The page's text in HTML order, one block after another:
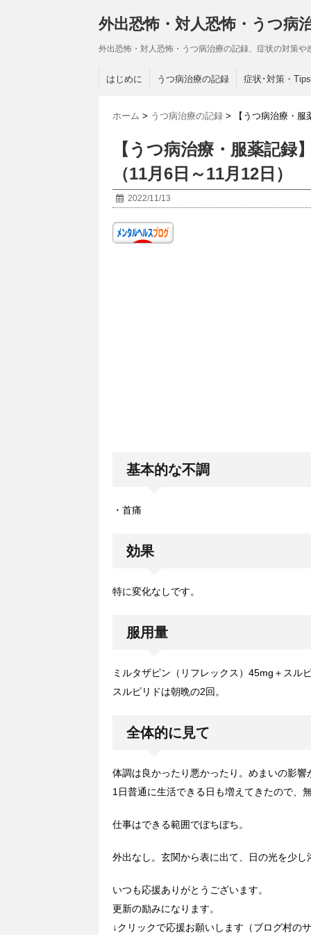
外出恐怖・対人恐怖・うつ病
外出恐怖・対人恐怖・うつ病治療の記録、症状の対策や
はじめに うつ病治療の記録 症状･対策・Tips
ホーム > うつ病治療の記録 > 【うつ病治療・
【うつ病治療・服薬記
（11月6日～11月12日）
2022/11/13
基本的な不調
・首痛
効果
特に変化なしです。
服用量
ミルタザピン（リフレックス）45mg＋スル
スルピリドは朝晩の2回。
全体的に見て
体調は良かったり悪かったり。めまいの影響
1日普通に生活できる日も増えてきたので、
仕事はできる範囲でぼちぼち。
外出なし。玄関から表に出て、日の光を少
いつも応援ありがとうございます。
更新の励みになります。
↓クリックで応援お願いします（ブログ村の